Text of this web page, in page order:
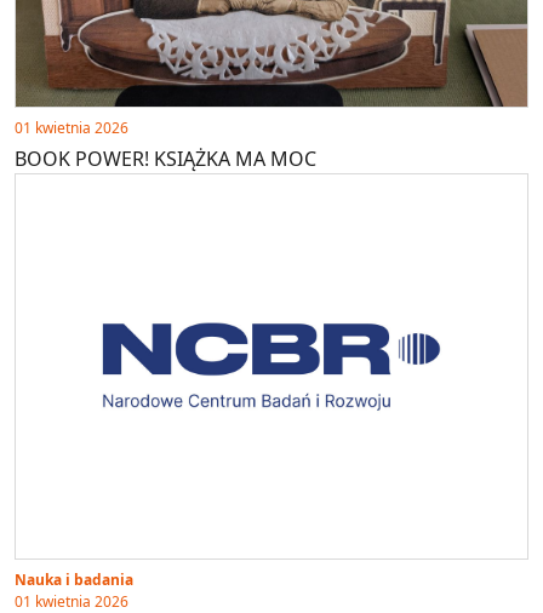
01 kwietnia 2026
BOOK POWER! KSIĄŻKA MA MOC
Nauka i badania
01 kwietnia 2026